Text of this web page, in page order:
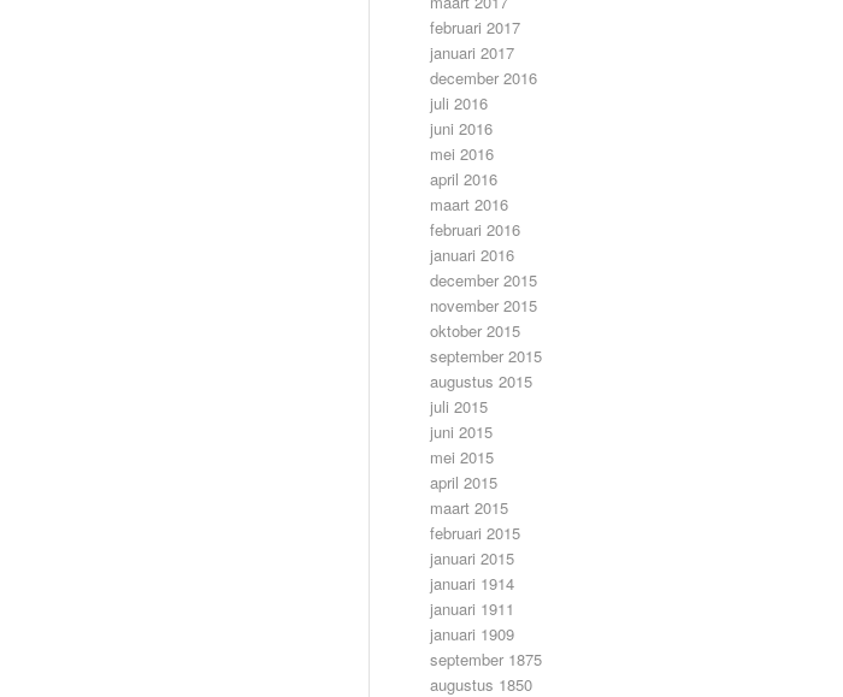
februari 2017
januari 2017
december 2016
juli 2016
juni 2016
mei 2016
april 2016
maart 2016
februari 2016
januari 2016
december 2015
november 2015
oktober 2015
september 2015
augustus 2015
juli 2015
juni 2015
mei 2015
april 2015
maart 2015
februari 2015
januari 2015
januari 1914
januari 1911
januari 1909
september 1875
augustus 1850